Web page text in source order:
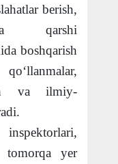
berish,
qarshi
boshqarish
va ilmiy-
tomorqa yer